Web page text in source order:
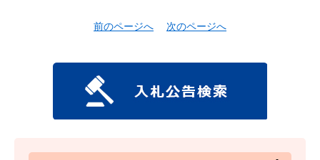
前のページへ 次のページへ